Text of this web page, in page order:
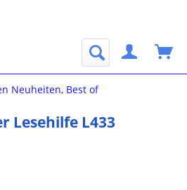
Neuheiten, Best of
Lesehilfe L433